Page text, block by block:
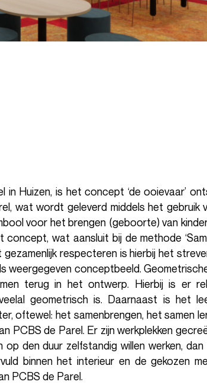
Huizen, is het concept ‘de ooievaar’
wat wordt geleverd middels het gebruik
voor het brengen (geboorte) van
wat aansluit bij de methode
respecteren is hierbij het
weergegeven conceptbeeld.
terug in het ontwerp. Hierbij is er
geometrisch is. Daarnaast is het
oftewel: het samenbrengen, het samen
PCBS de Parel. Er zijn werkplekken
den duur zelfstandig willen werken, dan
binnen het interieur en de gekozen
PCBS de Parel.